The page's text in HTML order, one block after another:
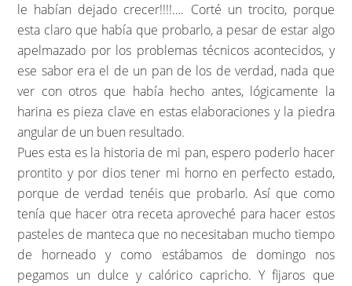
le habían dejado crecer!!!!…. Corté un trocito, porque
esta claro que había que probarlo, a pesar de estar algo
apelmazado por los problemas técnicos acontecidos, y
ese sabor era el de un pan de los de verdad, nada que
ver con otros que había hecho antes, lógicamente la
harina es pieza clave en estas elaboraciones y la piedra
angular de un buen resultado.
Pues esta es la historia de mi pan, espero poderlo hacer
prontito y por dios tener mi horno en perfecto estado,
porque de verdad tenéis que probarlo. Así que como
tenía que hacer otra receta aproveché para hacer estos
pasteles de manteca que no necesitaban mucho tiempo
de horneado y como estábamos de domingo nos
pegamos un dulce y calórico capricho. Y fijaros que